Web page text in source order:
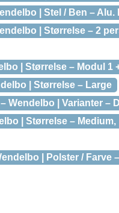
| Stel / Ben –
| Størrelse – 2
| Størrelse – Modul 1
| Størrelse – Large
Wendelbo | Varianter –
| Størrelse –
| Polster /